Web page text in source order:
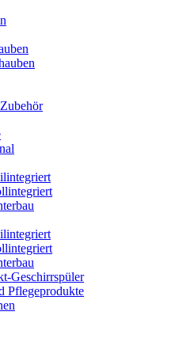
Geschirrspüler
Pflegeprodukte